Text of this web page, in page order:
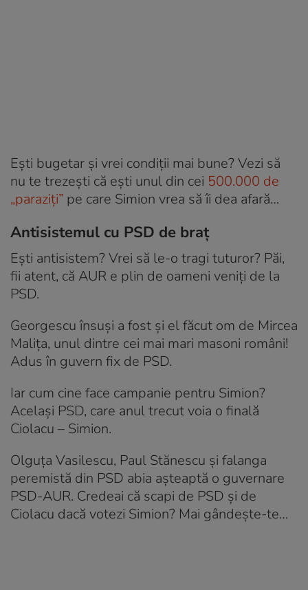
Ești bugetar și vrei condiții mai bune? Vezi să
nu te trezești că ești unul din cei 500.000 de
„paraziți” pe care Simion vrea să îi dea afară…
Antisistemul cu PSD de braț
Ești antisistem? Vrei să le-o tragi tuturor? Păi,
fii atent, că AUR e plin de oameni veniți de la
PSD.
Georgescu însuși a fost și el făcut om de Mircea
Malița, unul dintre cei mai mari masoni români!
Adus în guvern fix de PSD.
Iar cum cine face campanie pentru Simion?
Același PSD, care anul trecut voia o finală
Ciolacu – Simion.
Olguța Vasilescu, Paul Stănescu și falanga
peremistă din PSD abia așteaptă o guvernare
PSD-AUR. Credeai că scapi de PSD și de
Ciolacu dacă votezi Simion? Mai gândește-te…